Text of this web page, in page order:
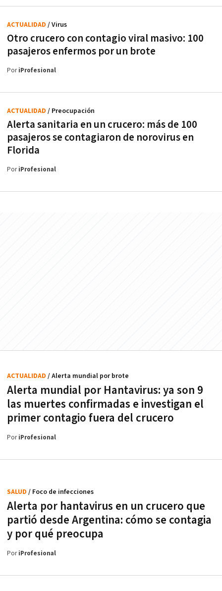
Otro crucero con contagio viral masivo: 100
pasajeros enfermos por un brote
ACTUALIDAD / Virus
PoriProfesional
Alerta sanitaria en un crucero: más de 100
pasajeros se contagiaron de norovirus en
Florida
ACTUALIDAD / Preocupación
PoriProfesional
Alerta mundial por Hantavirus: ya son 9
las muertes confirmadas e investigan el
primer contagio fuera del crucero
ACTUALIDAD / Alerta mundial por brote
PoriProfesional
Alerta por hantavirus en un crucero que
partió desde Argentina: cómo se contagia
y por qué preocupa
SALUD / Foco de infecciones
PoriProfesional